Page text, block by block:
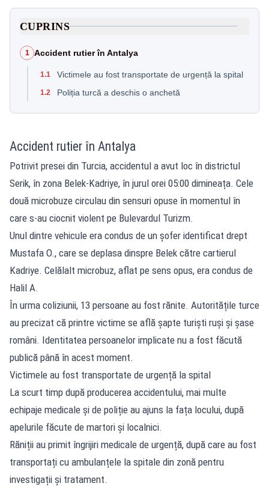
CUPRINS
1 Accident rutier în Antalya
1.1 Victimele au fost transportate de urgență la spital
1.2 Poliția turcă a deschis o anchetă
Accident rutier în Antalya
Potrivit presei din Turcia, accidentul a avut loc în districtul
Serik, în zona Belek-Kadriye, în jurul orei 05:00 dimineața. Cele
două microbuze circulau din sensuri opuse în momentul în
care s-au ciocnit violent pe Bulevardul Turizm.
Unul dintre vehicule era condus de un șofer identificat drept
Mustafa O., care se deplasa dinspre Belek către cartierul
Kadriye. Celălalt microbuz, aflat pe sens opus, era condus de
Halil A.
În urma coliziunii, 13 persoane au fost rănite. Autoritățile turce
au precizat că printre victime se află șapte turiști ruși și șase
români. Identitatea persoanelor implicate nu a fost făcută
publică până în acest moment.
Victimele au fost transportate de urgență la spital
La scurt timp după producerea accidentului, mai multe
echipaje medicale și de poliție au ajuns la fața locului, după
apelurile făcute de martori și localnici.
Răniții au primit îngrijiri medicale de urgență, după care au fost
transportați cu ambulanțele la spitale din zonă pentru
investigații și tratament.